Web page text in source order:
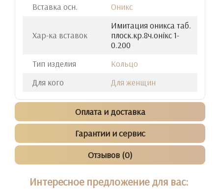
Вставка осн. Оникс
Хар-ка вставок
Имитация оникса таб.
плоск.кр.8ч.онiкс 1-
0.200
Тип изделия
Кольцо
Для кого
Для женщин
Оплата и доставка
Гарантии и сервис
Отзывов (0)
Интересное предложение для вас: